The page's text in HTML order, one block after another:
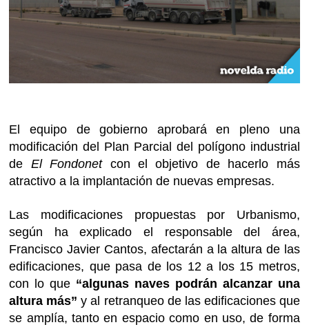
El equipo de gobierno aprobará en pleno una
modificación del Plan Parcial del polígono industrial
de El Fondonet con el objetivo de hacerlo más
atractivo a la implantación de nuevas empresas.
Las modificaciones propuestas por Urbanismo,
según ha explicado el responsable del área,
Francisco Javier Cantos, afectarán a la altura de las
edificaciones, que pasa de los 12 a los 15 metros,
con lo que “algunas naves podrán alcanzar una
altura más” y al retranqueo de las edificaciones que
se amplía, tanto en espacio como en uso, de forma